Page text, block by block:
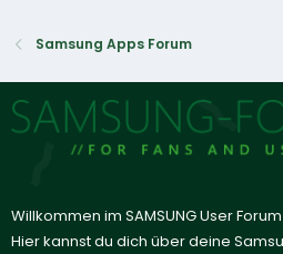
Samsung Apps Forum
Willkommen im SAMSUNG User
Hier kannst du dich über deine